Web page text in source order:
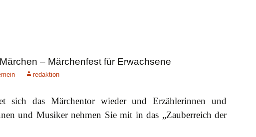
– Märchenfest für Erwachsene
redaktion
sich das Märchentor wieder und Erzählerinnen und
und Musiker nehmen Sie mit in das „Zauberreich der